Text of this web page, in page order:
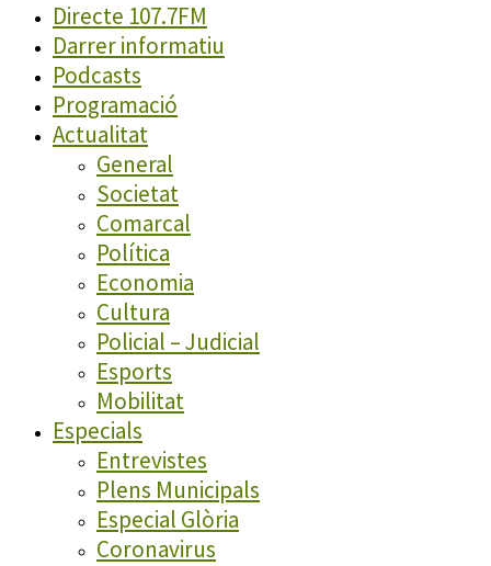
Directe 107.7FM
Darrer informatiu
Podcasts
Programació
Actualitat
General
Societat
Comarcal
Política
Economia
Cultura
Policial – Judicial
Esports
Mobilitat
Especials
Entrevistes
Plens Municipals
Especial Glòria
Coronavirus